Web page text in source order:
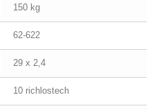
150 kg
62-622
29 x 2,4
10 richlostech